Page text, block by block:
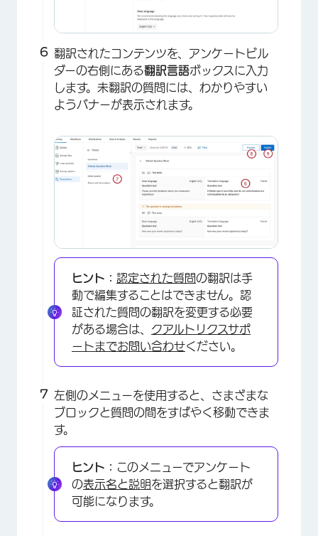
翻訳されたコンテンツを、アンケートビル
ダーの右側にある翻訳言語ボックスに入力
します。未翻訳の質問には、わかりやすい
ようバナーが表示されます。
ヒント： 認定された質問の翻訳は手
動で編集することはできません。認
証された質問の翻訳を変更する必要
がある場合は、 クアルトリクスサポ
ートまでお問い合わせください。
左側のメニューを使用すると、さまざまな
ブロックと質問の間をすばやく移動できま
す。
ヒント： このメニューでアンケート
の表示名と説明を選択すると翻訳が
可能になります。